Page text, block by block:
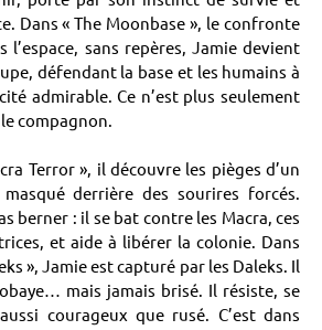
Dans « The Moonbase », le confronte
l’espace, sans repères, Jamie devient
défendant la base et les humains à
admirable. Ce n’est plus seulement
compagnon.
Terror », il découvre les pièges d’un
derrière des sourires forcés.
berner : il se bat contre les Macra, ces
et aide à libérer la colonie. Dans
», Jamie est capturé par les Daleks. Il
mais jamais brisé. Il résiste, se
courageux que rusé. C’est dans